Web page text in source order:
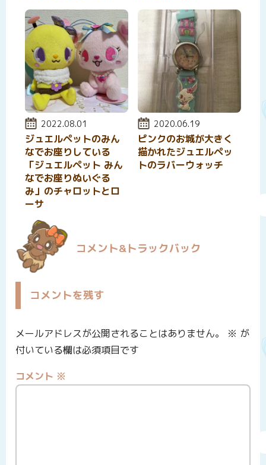
投稿日:
2022.08.01
ジュエルペットのみん
なでお座りしている
「ジュエルペット みん
なでお座りぬいぐる
み」のチャロットとロ
ーサ
投稿日:
2020.06.19
ピンクのお城が大きく
描かれたジュエルペッ
トのラバーウォッチ
コメント&トラックバック
コメントを残す
メールアドレスが公開されることはありません。 ※ が
付いている欄は必須項目です
コメント ※